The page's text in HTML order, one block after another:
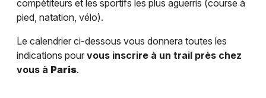
compétiteurs et les sportifs les plus aguerris (course à
pied, natation, vélo).
Le calendrier ci-dessous vous donnera toutes les
indications pour vous inscrire à un trail près chez
vous à Paris.